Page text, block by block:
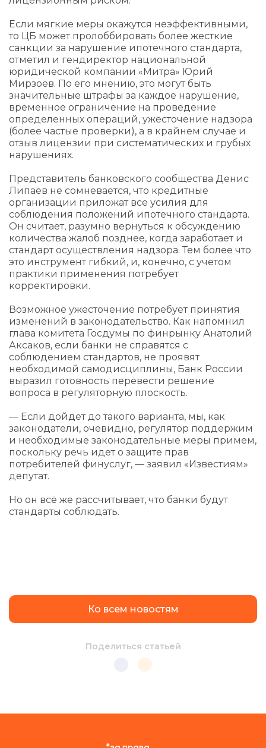
Если мягкие меры окажутся неэффективными,
то ЦБ может пролоббировать более жесткие
санкции за нарушение ипотечного стандарта,
отметил и гендиректор национальной
юридической компании «Митра» Юрий
Мирзоев. По его мнению, это могут быть
значительные штрафы за каждое нарушение,
временное ограничение на проведение
определенных операций, ужесточение надзора
(более частые проверки), а в крайнем случае и
отзыв лицензии при систематических и грубых
нарушениях.
Представитель банковского сообщества Денис
Липаев не сомневается, что кредитные
организации приложат все усилия для
соблюдения положений ипотечного стандарта.
Он считает, разумно вернуться к обсуждению
количества жалоб позднее, когда заработает и
стандарт осуществления надзора. Тем более что
это инструмент гибкий, и, конечно, с учетом
практики применения потребует
корректировки.
Возможное ужесточение потребует принятия
изменений в законодательство. Как напомнил
глава комитета Госдумы по финрынку Анатолий
Аксаков, если банки не справятся с
соблюдением стандартов, не проявят
необходимой самодисциплины, Банк России
выразил готовность перевести решение
вопроса в регуляторную плоскость.
— Если дойдет до такого варианта, мы, как
законодатели, очевидно, регулятор поддержим
и необходимые законодательные меры примем,
поскольку речь идет о защите прав
потребителей финуслуг, — заявил «Известиям»
депутат.
Но он всё же рассчитывает, что банки будут
стандарты соблюдать.
Ко всем новостям
Поделиться статьей